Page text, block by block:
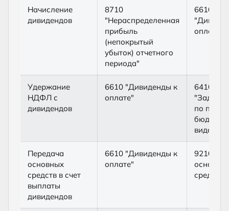
Начисление
дивидендов
8710
"Нераспределенная
прибыль
(непокрытый
убыток) отчетного
периода"
6610
оплате"
Удержание
НДФЛ с
дивидендов
6610 "Дивиденды к
оплате"
6410
по
бюджет
видам)"
Передача
основных
средств в счет
выплаты
дивидендов
6610 "Дивиденды к
оплате"
9210
средств"